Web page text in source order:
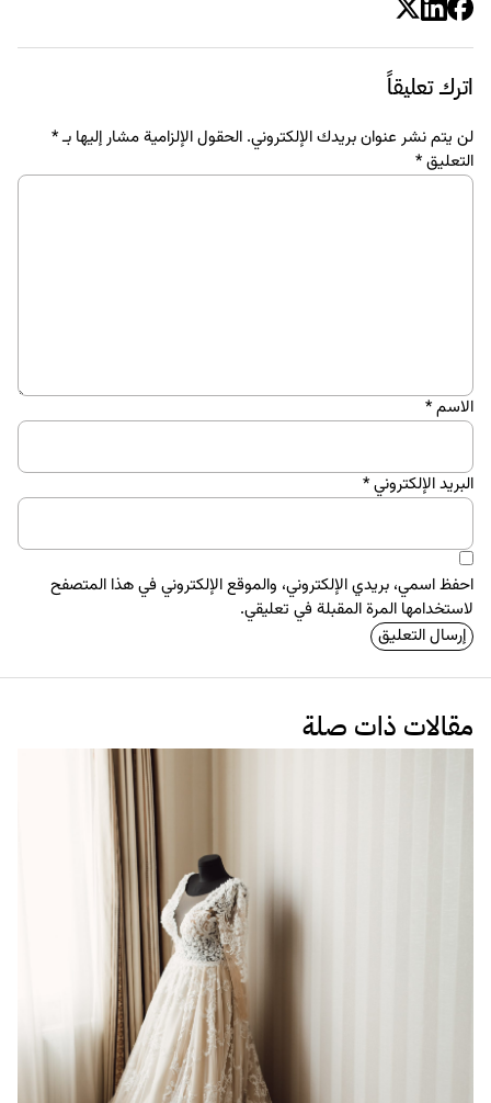
اترك تعليقاً
لن يتم نشر عنوان بريدك الإلكتروني. الحقول الإلزامية مشار إليها بـ*
التعليق*
الاسم*
البريد الإلكتروني*
احفظ اسمي، بريدي الإلكتروني، والموقع الإلكتروني في هذا المتصفح
لاستخدامها المرة المقبلة في تعليقي.
مقالات ذات صلة